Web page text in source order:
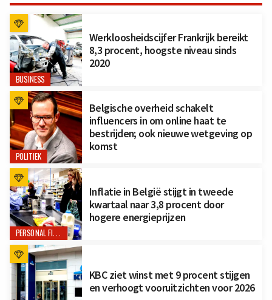
BUSINESS
Werkloosheidscijfer Frankrijk bereikt
8,3 procent, hoogste niveau sinds
2020
POLITIEK
Belgische overheid schakelt
influencers in om online haat te
bestrijden; ook nieuwe wetgeving op
komst
PERSONAL FINANCE
Inflatie in België stijgt in tweede
kwartaal naar 3,8 procent door
hogere energieprijzen
KBC ziet winst met 9 procent stijgen
en verhoogt vooruitzichten voor 2026